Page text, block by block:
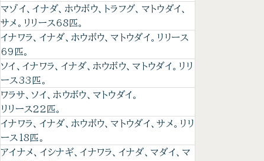
マゾイ、イナダ、ホウボウ、トラフグ、マトウダイ、
サメ。リリース68匹。
イナワラ、イナダ、ホウボウ、マトウダイ。リリース
69匹。
ソイ、イナワラ、イナダ、ホウボウ、マトウダイ。リリ
ース33匹。
ワラサ、ソイ、ホウボウ、マトウダイ。
リリース22匹。
イナワラ、イナダ、ホウボウ、マトウダイ、サメ。リリ
ース18匹。
アイナメ、イシナギ、イナワラ、イナダ、マダイ、マ